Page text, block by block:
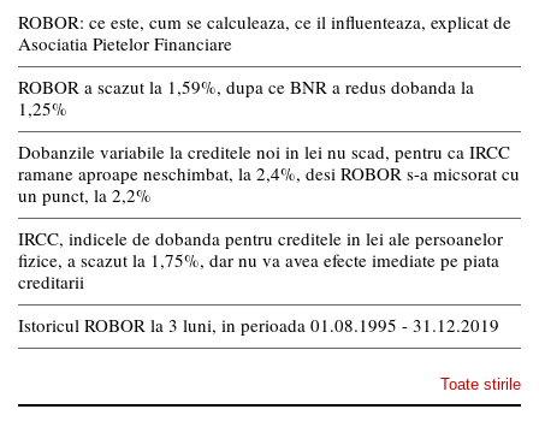
ROBOR: ce este, cum se calculeaza, ce il influenteaza, explicat de
Asociatia Pietelor Financiare
ROBOR a scazut la 1,59%, dupa ce BNR a redus dobanda la
1,25%
Dobanzile variabile la creditele noi in lei nu scad, pentru ca IRCC
ramane aproape neschimbat, la 2,4%, desi ROBOR s-a micsorat cu
un punct, la 2,2%
IRCC, indicele de dobanda pentru creditele in lei ale persoanelor
fizice, a scazut la 1,75%, dar nu va avea efecte imediate pe piata
creditarii
Istoricul ROBOR la 3 luni, in perioada 01.08.1995 - 31.12.2019
Toate stirile